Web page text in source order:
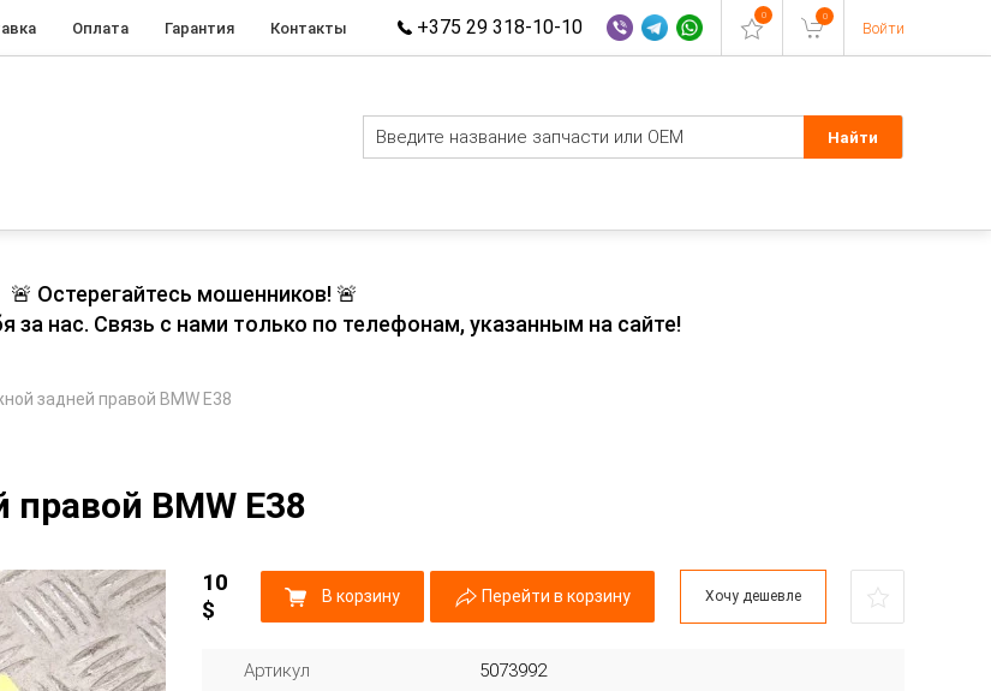
Оплата Гарантия Контакты +375 29 318-10-10 0 0
Войти
🚨 Остерегайтесь мошенников! 🚨
нас. Связь с нами только по телефонам, указанным на сайте!
задней правой BMW E38
BMW E38
10
$
В корзину Перейти в корзину Хочу дешевле
Артикул 5073992